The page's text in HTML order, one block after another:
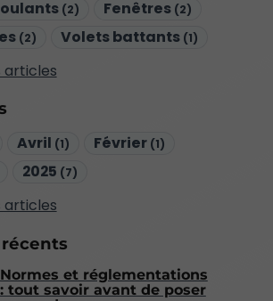
(2) Fenêtres (2)
(2) Volets battants (1)
articles
Avril (1) Février (1)
2025 (7)
articles
Normes et réglementations
: tout savoir avant de poser